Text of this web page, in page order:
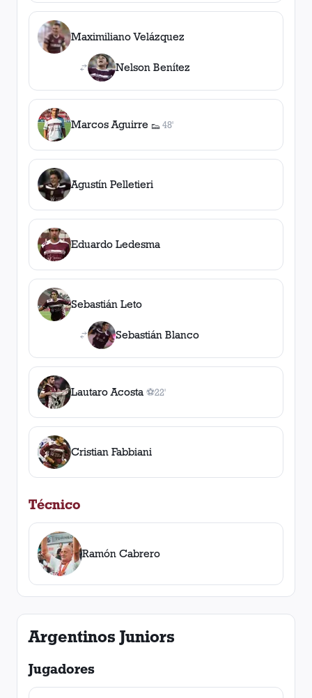
Maximiliano Velázquez
Nelson Benítez
Marcos Aguirre 👟
1asistencia
48'
Agustín Pelletieri
Eduardo Ledesma
Sebastián Leto
Sebastián Blanco
Lautaro Acosta ⚽
1gol
22'
Cristian Fabbiani
Técnico
Ramón Cabrero
Argentinos Juniors
Jugadores